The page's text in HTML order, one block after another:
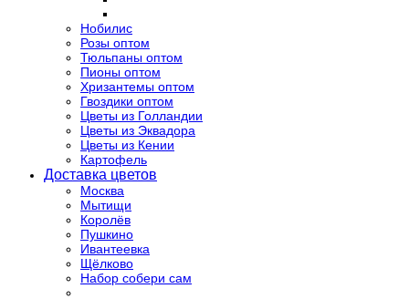
Нобилис
Розы оптом
Тюльпаны оптом
Пионы оптом
Хризантемы оптом
Гвоздики оптом
Цветы из Голландии
Цветы из Эквадора
Цветы из Кении
Картофель
Доставка цветов
Москва
Мытищи
Королёв
Пушкино
Ивантеевка
Щёлково
Набор собери сам